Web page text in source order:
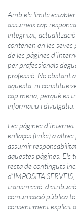
Amb els límits
assumeix cap
integritat,
contenen en les
de les pàgines
per professionals
professió. No obstant
aquesta, ni
cap mena, perquè es
informatiu i divulgatiu.
Les pàgines
enllaços (links) a
assumir
aquestes pàgines. Els
resta de continguts
d’IMPOSITA
transmissió,
comunicació pública
consentiment explícit